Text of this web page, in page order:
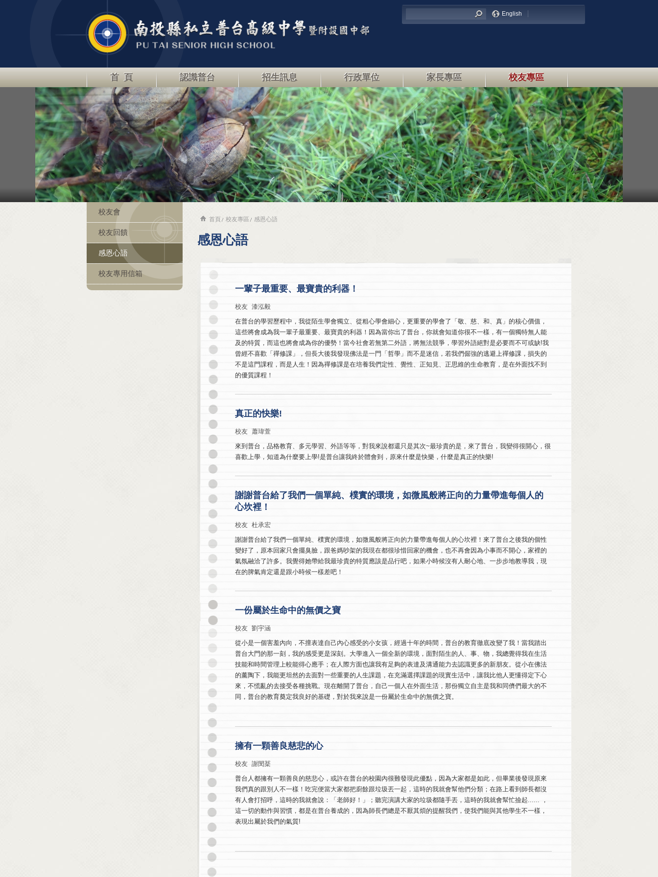
English
首 頁 認識普台 招生訊息 行政單位 家長專區 校友專區
校友會
校友回饋
感恩心語
校友專用信箱
首頁 校友專區 感恩心語
感恩心語
一輩子最重要、最寶貴的利器！
校友 漆泓毅
在普台的學習歷程中，我從陌生學會獨立、從粗心學會細心，更重要的學會了「敬、慈、和、真」的核心價值，
這些將會成為我一輩子最重要、最寶貴的利器！因為當你出了普台，你就會知道你很不一樣，有一個獨特無人能
及的特質，而這也將會成為你的優勢！當今社會若無第二外語，將無法競爭，學習外語絕對是必要而不可或缺!我
曾經不喜歡「禪修課」，但長大後我發現佛法是一門「哲學」而不是迷信，若我們倔強的逃避上禪修課，損失的
不是這門課程，而是人生！因為禪修課是在培養我們定性、覺性、正知見、正思維的生命教育，是在外面找不到
的優質課程！
真正的快樂!
校友 蕭瑋萱
來到普台，品格教育、多元學習、外語等等，對我來說都還只是其次~最珍貴的是，來了普台，我變得很開心，很
喜歡上學，知道為什麼要上學!是普台讓我終於體會到，原來什麼是快樂，什麼是真正的快樂!
謝謝普台給了我們一個單純、樸實的環境，如微風般將正向的力量帶進每個人的
心坎裡！
校友 杜承宏
謝謝普台給了我們一個單純、樸實的環境，如微風般將正向的力量帶進每個人的心坎裡！來了普台之後我的個性
變好了，原本回家只會擺臭臉，跟爸媽吵架的我現在都很珍惜回家的機會，也不再會因為小事而不開心，家裡的
氣氛融洽了許多。我覺得她帶給我最珍貴的特質應該是品行吧，如果小時候沒有人耐心地、一步步地教導我，現
在的脾氣肯定還是跟小時候一樣差吧！
一份屬於生命中的無價之寶
校友 劉宇涵
從小是一個害羞內向，不擅表達自己內心感受的小女孩，經過十年的時間，普台的教育徹底改變了我！當我踏出
普台大門的那一刻，我的感受更是深刻。大學進入一個全新的環境，面對陌生的人、事、物，我總覺得我在生活
技能和時間管理上較能得心應手；在人際方面也讓我有足夠的表達及溝通能力去認識更多的新朋友。從小在佛法
的薰陶下，我能更坦然的去面對一些重要的人生課題，在充滿選擇課題的現實生活中，讓我比他人更懂得定下心
來，不慌亂的去接受各種挑戰。現在離開了普台，自己一個人在外面生活，那份獨立自主是我和同儕們最大的不
同，普台的教育奠定我良好的基礎，對於我來說是一份屬於生命中的無價之寶。
擁有一顆善良慈悲的心
校友 謝閔棻
普台人都擁有一顆善良的慈悲心，或許在普台的校園內很難發現此優點，因為大家都是如此，但畢業後發現原來
我們真的跟別人不一樣！吃完便當大家都把廚餘跟垃圾丟一起，這時的我就會幫他們分類；在路上看到師長都沒
有人會打招呼，這時的我就會說：「老師好！」；聽完演講大家的垃圾都隨手丟，這時的我就會幫忙撿起...... ，
這一切的動作與習慣，都是在普台養成的，因為師長們總是不厭其煩的提醒我們，使我們能與其他學生不一樣，
表現出屬於我們的氣質!